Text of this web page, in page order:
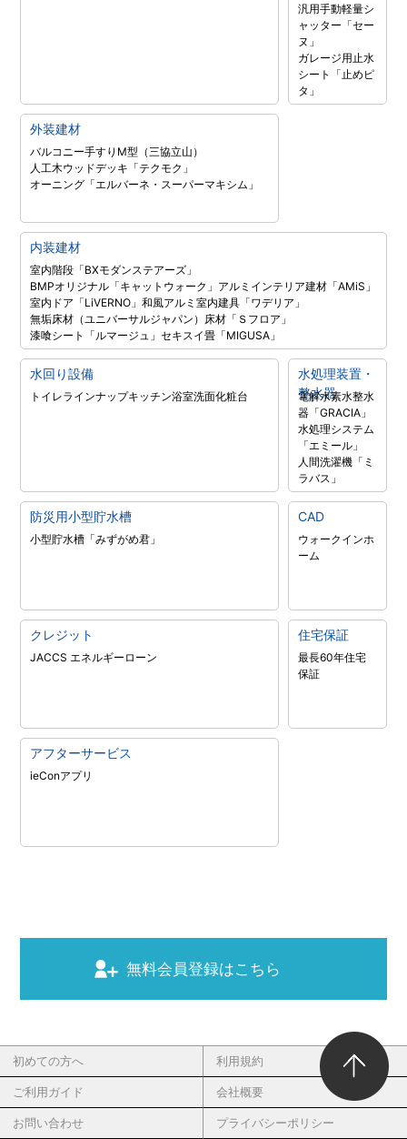
汎用手動軽量シ
ャッター「セー
ヌ」
ガレージ用止水
シート「止めピ
タ」
外装建材
バルコニー手すりM型（三協立山）
人工木ウッドデッキ「テクモク」
オーニング「エルバーネ・スーパーマキシム」
内装建材
室内階段「BXモダンステアーズ」
BMPオリジナル「キャットウォーク」 アルミインテリア建材「AMiS」
室内ドア「LiVERNO」和風アルミ室内建具「ワデリア」
無垢床材（ユニバーサルジャパン） 床材「Ｓフロア」
漆喰シート「ルマージュ」セキスイ畳「MIGUSA」
水回り設備
トイレラインナップキッチン浴室洗面化粧台
水処理装置・
整水器
電解水素水整水
器「GRACIA」
水処理システム
「エミール」
人間洗濯機「ミ
ラバス」
防災用小型貯水槽
小型貯水槽「みずがめ君」
CAD
ウォークインホ
ーム
クレジット
JACCS エネルギーローン
住宅保証
最長60年住宅
保証
アフターサービス
ieConアプリ
無料会員登録はこちら
初めての方へ 利用規約
ご利用ガイド 会社概要
お問い合わせ プライバシーポリシー